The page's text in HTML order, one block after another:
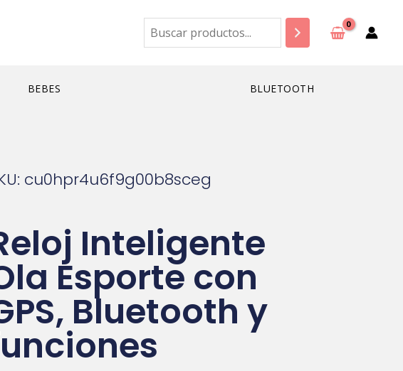
BEBES BLUETOOTH
cu0hpr4u6f9g00b8sceg
Inteligente
Esporte con
Bluetooth y